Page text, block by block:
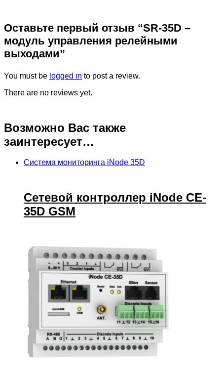
Оставьте первый отзыв “SR-35D –
модуль управления релейными
выходами”
You must be logged in to post a review.
There are no reviews yet.
Возможно Вас также
заинтересует…
Система мониторинга iNode 35D
Сетевой контроллер iNode CE-
35D GSM